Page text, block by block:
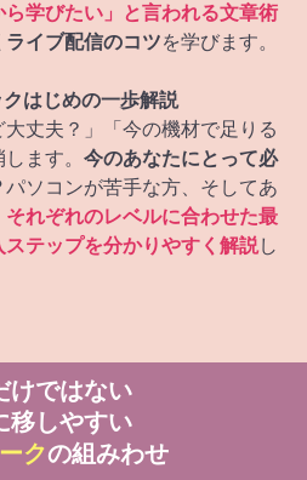
ら学びたい」と言われる文章術
イブ配信のコツを学びます。
はじめの一歩解説
大丈夫？」「今の機材で足りる
ます。 今のあなたにとって必
パソコンが苦手な方、そしてあ
それぞれのレベルに合わせた最
テップを分かりやすく解説し
けではない
移しやすい
クの組みわせ